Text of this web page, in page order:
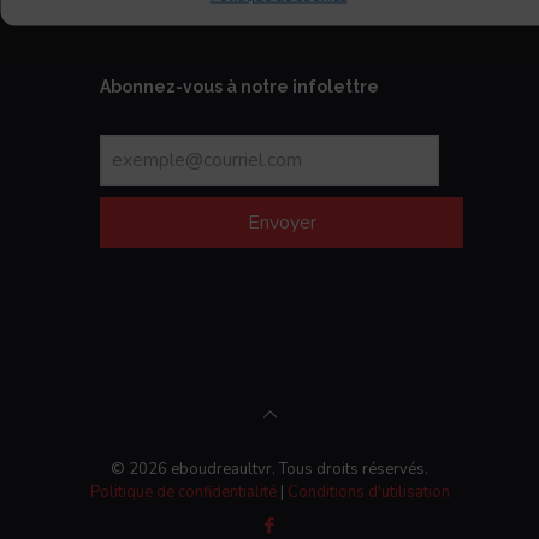
Abonnez-vous à notre infolettre
Envoyer
© 2026 eboudreaultvr. Tous droits réservés.
Politique de confidentialité| Conditions d'utilisation